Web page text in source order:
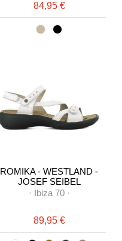
84,95 €
ROMIKA - WESTLAND -
JOSEF SEIBEL
· Ibiza 70·
89,95 €